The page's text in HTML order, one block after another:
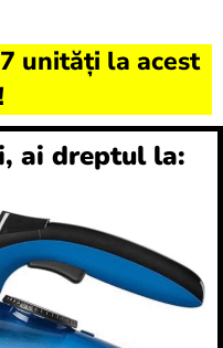
unități la acest
ai dreptul la: